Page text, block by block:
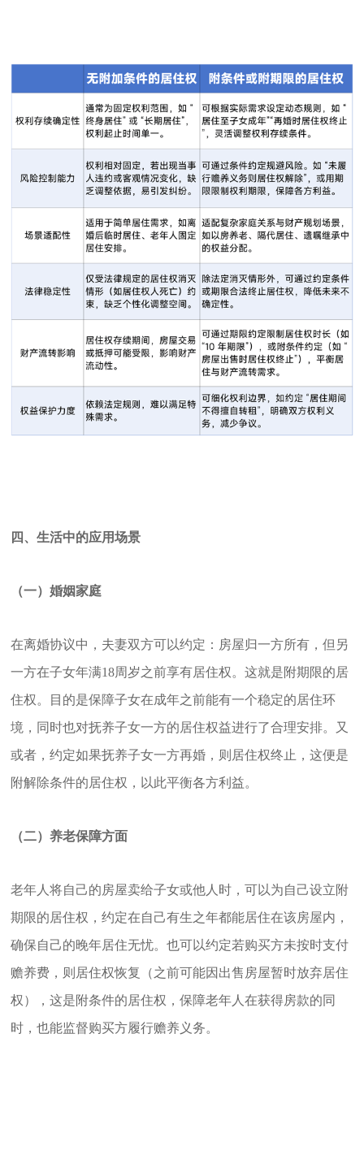
四、生活中的应用场景
（一）婚姻家庭
在离婚协议中，夫妻双方可以约定：房屋归一方所有，但另
一方在子女年满18周岁之前享有居住权。这就是附期限的居
住权。目的是保障子女在成年之前能有一个稳定的居住环
境，同时也对抚养子女一方的居住权益进行了合理安排。又
或者，约定如果抚养子女一方再婚，则居住权终止，这便是
附解除条件的居住权，以此平衡各方利益。
（二）养老保障方面
老年人将自己的房屋卖给子女或他人时，可以为自己设立附
期限的居住权，约定在自己有生之年都能居住在该房屋内，
确保自己的晚年居住无忧。也可以约定若购买方未按时支付
赡养费，则居住权恢复（之前可能因出售房屋暂时放弃居住
权），这是附条件的居住权，保障老年人在获得房款的同
时，也能监督购买方履行赡养义务。